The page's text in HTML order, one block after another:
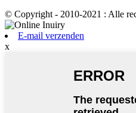
© Copyright - 2010-2021 : Alle
E-mail verzenden
x